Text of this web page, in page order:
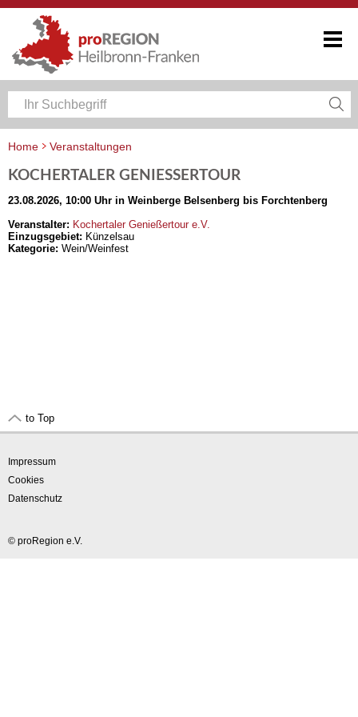
Home
Veranstaltungen
KOCHERTALER GENIESSERTOUR
23.08.2026, 10:00 Uhr in Weinberge Belsenberg bis Forchtenberg
Veranstalter: Kochertaler Genießertour e.V.
Einzugsgebiet: Künzelsau
Kategorie: Wein/Weinfest
to Top
Impressum
Cookies
Datenschutz
© proRegion e.V.